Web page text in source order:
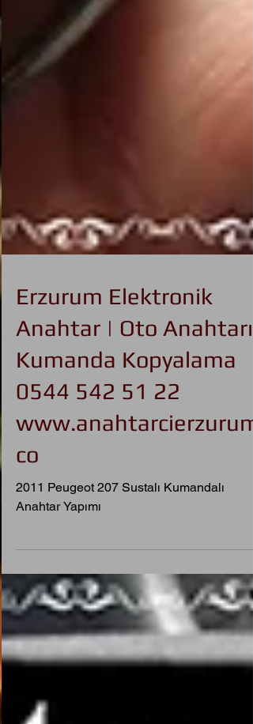
Erzurum Elektronik
Anahtar | Oto Anahtarı,
Kumanda Kopyalama
0544 542 51 22
www.anahtarcierzurum.
co
2011 Peugeot 207 Sustalı Kumandalı